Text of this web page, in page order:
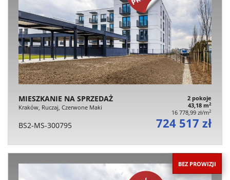
MIESZKANIE NA SPRZEDAŻ
Kraków, Ruczaj, Czerwone Maki
2 pokoje
43,18 m2
16 778,99 zł/m2
BS2-MS-300795 724 517 zł
BEZ PROWIZJI